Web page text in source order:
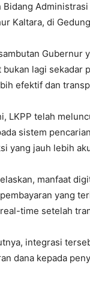
Bidang Administrasi
Kaltara, di
Gubernur
bukan lagi sekadar
efektif dan
LKPP telah
sistem
yang jauh lebih
manfaat
yang
time setelah
integrasi
dana kepada